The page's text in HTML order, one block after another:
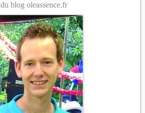
du blog oleassence.fr